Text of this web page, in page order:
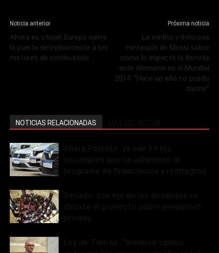
Noticia anterior
Ahora es oficial: Europa cierra
la puerta definitivamente a los
motores de combustión
Próxima noticia
La inédita y dolorosa
confesión de Messi sobre
cómo lo impactó la derrota
ante Alemania en el Mundial
2014: “Hace un año no puedo
dormir”
NOTICIAS RELACIONADAS